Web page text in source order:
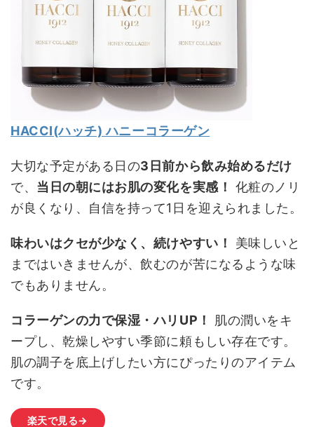
HACCI(ハッチ) ハニーコラーゲン
大切な予定がある日の3日前から飲み始めるだけ
で、 当日の朝にはお肌の変化を実感！
化粧のノリ
が良くなり、自信を持って1日を迎えられました。
味わいはクセが少なく、続けやすい！
美味しいと
まではいきませんが、飲むのが苦になるような味
でもありません。
コラーゲンの力で保湿・ハリUP！
肌の潤いをキ
ープし、乾燥しやすい季節に頼もしい存在です。
肌の調子を底上げしたい方にぴったりのアイテム
です。
楽天で見る→